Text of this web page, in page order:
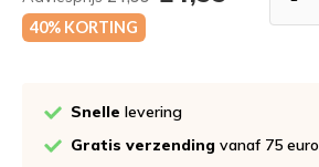
40% KORTING
Snelle levering
Gratis verzending vanaf 75 euro